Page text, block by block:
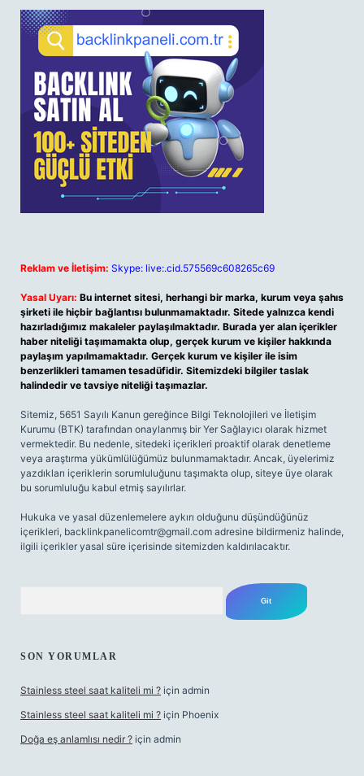
Reklam ve İletişim: Skype: live:.cid.575569c608265c69
Yasal Uyarı: Bu internet sitesi, herhangi bir marka, kurum veya şahıs
şirketi ile hiçbir bağlantısı bulunmamaktadır. Sitede yalnızca kendi
hazırladığımız makaleler paylaşılmaktadır. Burada yer alan içerikler
haber niteliği taşımamakta olup, gerçek kurum ve kişiler hakkında
paylaşım yapılmamaktadır. Gerçek kurum ve kişiler ile isim
benzerlikleri tamamen tesadüfidir. Sitemizdeki bilgiler taslak
halindedir ve tavsiye niteliği taşımazlar.
Sitemiz, 5651 Sayılı Kanun gereğince Bilgi Teknolojileri ve İletişim
Kurumu (BTK) tarafından onaylanmış bir Yer Sağlayıcı olarak hizmet
vermektedir. Bu nedenle, sitedeki içerikleri proaktif olarak denetleme
veya araştırma yükümlülüğümüz bulunmamaktadır. Ancak, üyelerimiz
yazdıkları içeriklerin sorumluluğunu taşımakta olup, siteye üye olarak
bu sorumluluğu kabul etmiş sayılırlar.
Hukuka ve yasal düzenlemelere aykırı olduğunu düşündüğünüz
içerikleri, backlinkpanelicomtr@gmail.com adresine bildirmeniz halinde,
ilgili içerikler yasal süre içerisinde sitemizden kaldırılacaktır.
SON YORUMLAR
Stainless steel saat kaliteli mi ? için admin
Stainless steel saat kaliteli mi ? için Phoenix
Doğa eş anlamlısı nedir ? için admin